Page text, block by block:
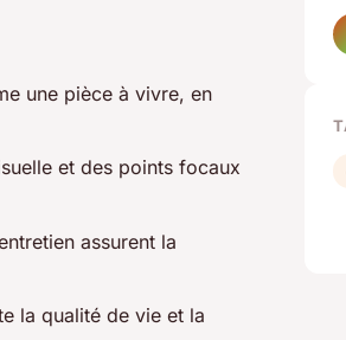
une pièce à vivre, en
et des points focaux
assurent la
la qualité de vie et la